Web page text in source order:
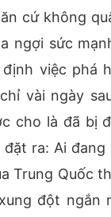
cứ không
ngợi sức
việc phá
vài ngày
cho là đã bị
ra: Ai
Trung Quốc
đột ngắn